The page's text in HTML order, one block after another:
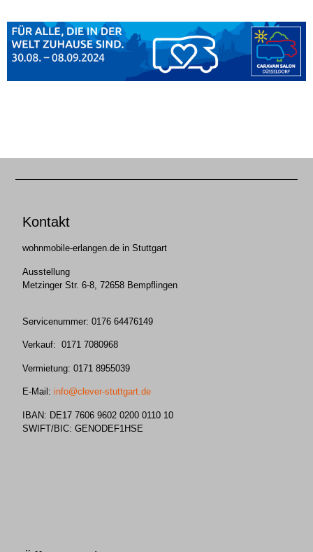
Kontakt
wohnmobile-erlangen.de in Stuttgart
Ausstellung
Metzinger Str. 6-8, 72658 Bempflingen
Servicenummer: 0176 64476149
Verkauf: 0171 7080968
Vermietung: 0171 8955039
E-Mail: info@clever-stuttgart.de
IBAN: DE17 7606 9602 0200 0110 10
SWIFT/BIC: GENODEF1HSE